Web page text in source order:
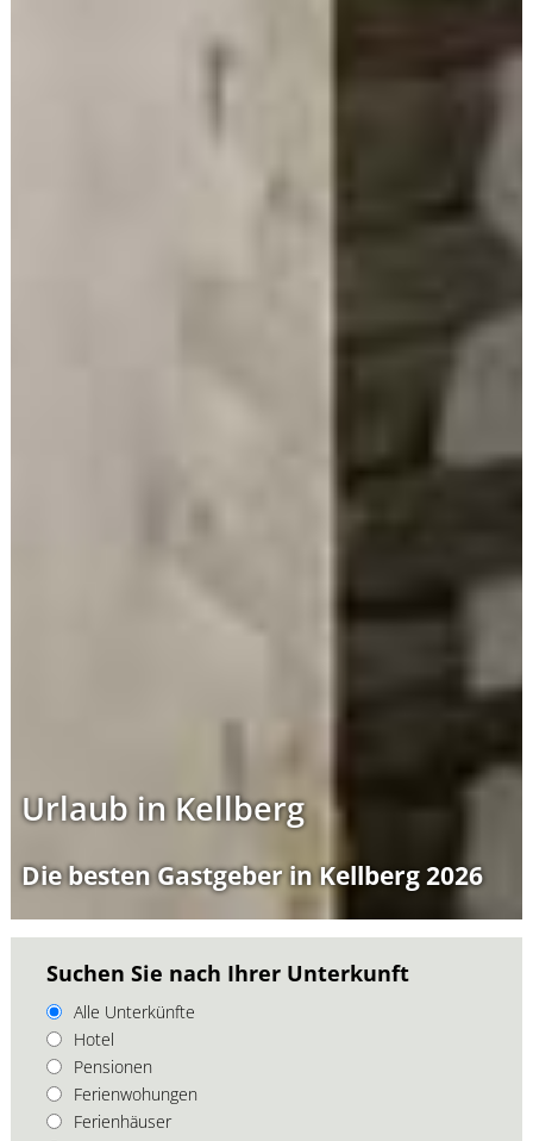
Urlaub in Kellberg
Die besten Gastgeber in Kellberg 2026
Suchen Sie nach Ihrer Unterkunft
Alle Unterkünfte
Hotel
Pensionen
Ferienwohungen
Ferienhäuser